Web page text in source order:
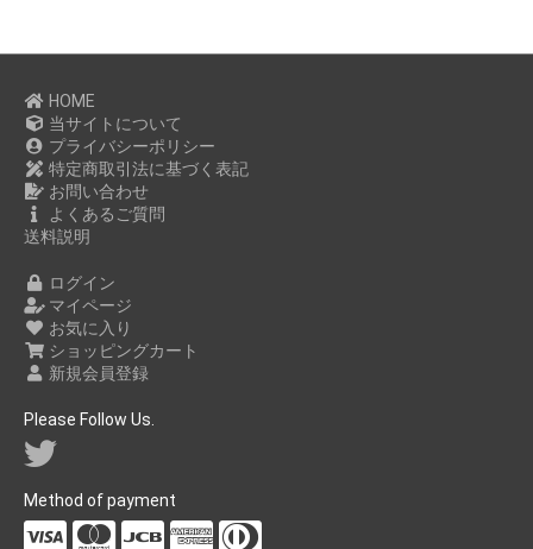
HOME
当サイトについて
プライバシーポリシー
特定商取引法に基づく表記
お問い合わせ
よくあるご質問
送料説明
ログイン
マイページ
お気に入り
ショッピングカート
新規会員登録
Please Follow Us.
Method of payment